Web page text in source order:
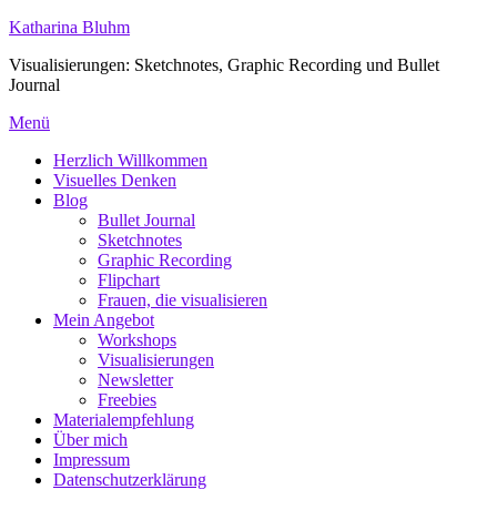
Zum
springen
Katharina Bluhm
Visualisierungen: Sketchnotes, Graphic Recording und Bullet
Journal
Menü
Herzlich Willkommen
Visuelles Denken
Blog
Bullet Journal
Sketchnotes
Graphic Recording
Flipchart
Frauen, die visualisieren
Mein Angebot
Workshops
Visualisierungen
Newsletter
Freebies
Materialempfehlung
Über mich
Impressum
Datenschutzerklärung